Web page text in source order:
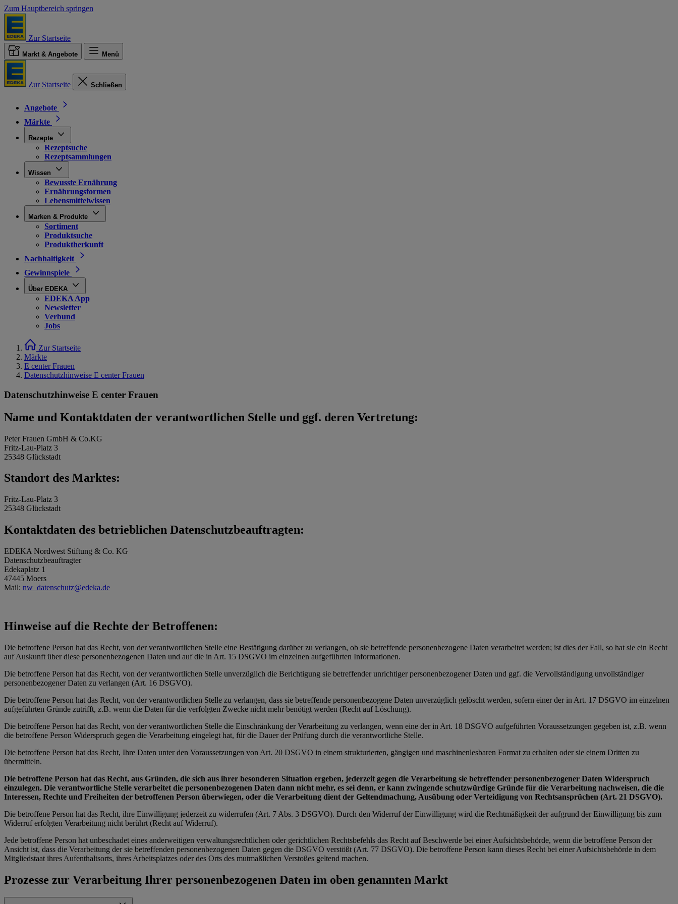
Zum Hauptbereich springen
Zur Startseite
Markt & Angebote Menü
Zur Startseite Schließen
Angebote
Märkte
Rezepte
Rezeptsuche
Rezeptsammlungen
Wissen
Bewusste Ernährung
Ernährungsformen
Lebensmittelwissen
Marken & Produkte
Sortiment
Produktsuche
Produktherkunft
Nachhaltigkeit
Gewinnspiele
Über EDEKA
EDEKA App
Newsletter
Verbund
Jobs
Zur Startseite
Märkte
E center Frauen
Datenschutzhinweise E center Frauen
Datenschutzhinweise E center Frauen
Name und Kontaktdaten der verantwortlichen Stelle und ggf. deren Vertretung:
Peter Frauen GmbH & Co.KG
Fritz-Lau-Platz 3
25348 Glückstadt
Standort des Marktes:
Fritz-Lau-Platz 3
25348 Glückstadt
Kontaktdaten des betrieblichen Datenschutzbeauftragten:
EDEKA Nordwest Stiftung & Co. KG
Datenschutzbeauftragter
Edekaplatz 1
47445 Moers
Mail: nw_datenschutz@edeka.de
Hinweise auf die Rechte der Betroffenen:
Die betroffene Person hat das Recht, von der verantwortlichen Stelle eine Bestätigung darüber zu verlangen, ob sie betreffende personenbezogene Daten verarbeitet werden; ist dies der Fall, so hat sie ein Recht
auf Auskunft über diese personenbezogenen Daten und auf die in Art. 15 DSGVO im einzelnen aufgeführten Informationen.
Die betroffene Person hat das Recht, von der verantwortlichen Stelle unverzüglich die Berichtigung sie betreffender unrichtiger personenbezogener Daten und ggf. die Vervollständigung unvollständiger
personenbezogener Daten zu verlangen (Art. 16 DSGVO).
Die betroffene Person hat das Recht, von der verantwortlichen Stelle zu verlangen, dass sie betreffende personenbezogene Daten unverzüglich gelöscht werden, sofern einer der in Art. 17 DSGVO im einzelnen
aufgeführten Gründe zutrifft, z.B. wenn die Daten für die verfolgten Zwecke nicht mehr benötigt werden (Recht auf Löschung).
Die betroffene Person hat das Recht, von der verantwortlichen Stelle die Einschränkung der Verarbeitung zu verlangen, wenn eine der in Art. 18 DSGVO aufgeführten Voraussetzungen gegeben ist, z.B. wenn
die betroffene Person Widerspruch gegen die Verarbeitung eingelegt hat, für die Dauer der Prüfung durch die verantwortliche Stelle.
Die betroffene Person hat das Recht, Ihre Daten unter den Voraussetzungen von Art. 20 DSGVO in einem strukturierten, gängigen und maschinenlesbaren Format zu erhalten oder sie einem Dritten zu
übermitteln.
Die betroffene Person hat das Recht, aus Gründen, die sich aus ihrer besonderen Situation ergeben, jederzeit gegen die Verarbeitung sie betreffender personenbezogener Daten Widerspruch
einzulegen. Die verantwortliche Stelle verarbeitet die personenbezogenen Daten dann nicht mehr, es sei denn, er kann zwingende schutzwürdige Gründe für die Verarbeitung nachweisen, die die
Interessen, Rechte und Freiheiten der betroffenen Person überwiegen, oder die Verarbeitung dient der Geltendmachung, Ausübung oder Verteidigung von Rechtsansprüchen (Art. 21 DSGVO).
Die betroffene Person hat das Recht, ihre Einwilligung jederzeit zu widerrufen (Art. 7 Abs. 3 DSGVO). Durch den Widerruf der Einwilligung wird die Rechtmäßigkeit der aufgrund der Einwilligung bis zum
Widerruf erfolgten Verarbeitung nicht berührt (Recht auf Widerruf).
Jede betroffene Person hat unbeschadet eines anderweitigen verwaltungsrechtlichen oder gerichtlichen Rechtsbefehls das Recht auf Beschwerde bei einer Aufsichtsbehörde, wenn die betroffene Person der
Ansicht ist, dass die Verarbeitung der sie betreffenden personenbezogenen Daten gegen die DSGVO verstößt (Art. 77 DSGVO). Die betroffene Person kann dieses Recht bei einer Aufsichtsbehörde in dem
Mitgliedstaat ihres Aufenthaltsorts, ihres Arbeitsplatzes oder des Orts des mutmaßlichen Verstoßes geltend machen.
Prozesse zur Verarbeitung Ihrer personenbezogenen Daten im oben genannten Markt